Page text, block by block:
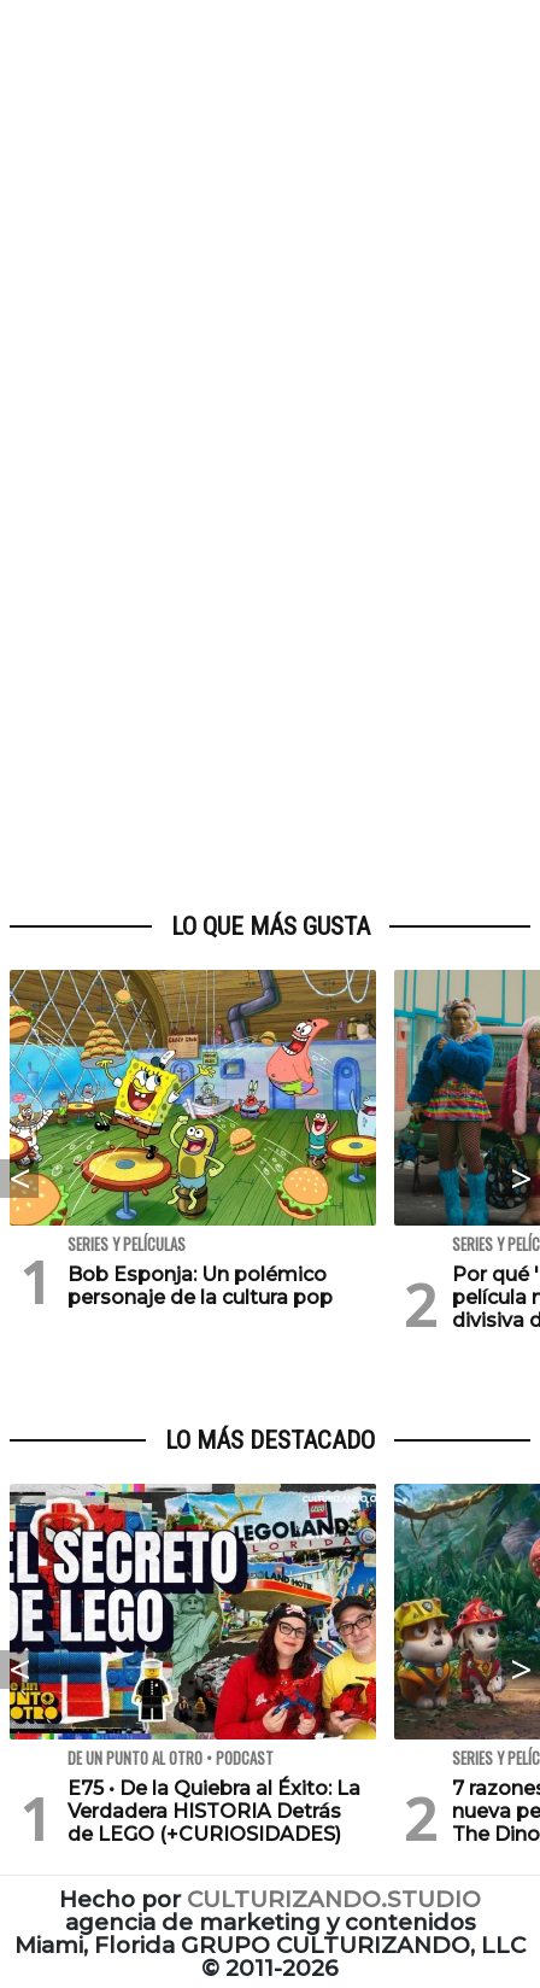
LO QUE MÁS GUSTA
SERIES Y PELÍCULAS
Bob Esponja: Un polémico
personaje de la cultura pop
SERIES Y
Por qué
película
divisiva
LO MÁS DESTACADO
DE UN PUNTO AL OTRO • PODCAST
E75 • De la Quiebra al Éxito: La
Verdadera HISTORIA Detrás
de LEGO (+CURIOSIDADES)
SERIES Y
7
nueva
The
Hecho por CULTURIZANDO.STUDIO
agencia de marketing y contenidos
Miami, Florida GRUPO CULTURIZANDO, LLC
© 2011-2026